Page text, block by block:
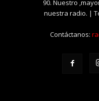
90. Nuestro
nuestra radio. |
Contáctanos: